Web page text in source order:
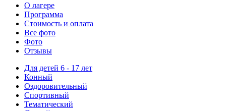
О лагере
Программа
Стоимость и оплата
Все фото
Фото
Отзывы
Для детей 6 - 17 лет
Конный
Оздоровительный
Спортивный
Тематический